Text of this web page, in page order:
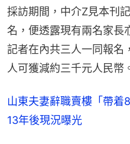
採訪期間，中介Z見本刊
名，便透露現有兩名家長
記者在內共三人一同報名
人可獲減約三千元人民幣
山東夫妻辭職賣樓「帶
13年後現況曝光